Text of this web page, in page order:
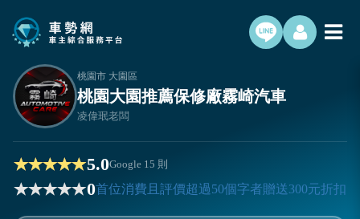
桃園市 大園區
桃園大園推薦保修廠霧崎汽車
凌偉珉老闆
5.0Google 15 則
0首位消費且評價超過50個字者贈送300元折扣